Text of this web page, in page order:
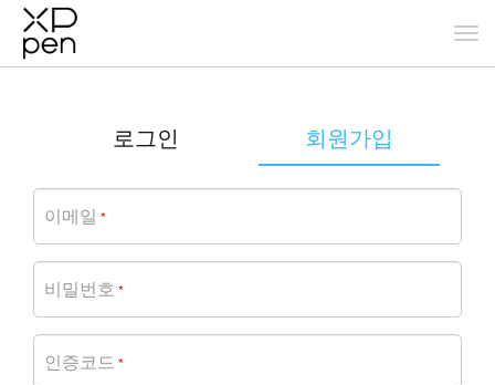
로그인 회원가입
이메일 *
비밀번호 *
인증코드 *